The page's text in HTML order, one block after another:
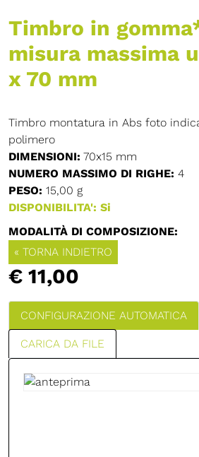
Timbro in
misura massima
x 70 mm
Timbro montatura in Abs foto
polimero
DIMENSIONI: 70x15 mm
NUMERO MASSIMO DI RIGHE: 4
PESO: 15,00 g
DISPONIBILITA': Si
MODALITÀ DI COMPOSIZIONE:
« TORNA INDIETRO
€ 11,00
CONFIGURAZIONE AUTOMATICA
CARICA DA FILE